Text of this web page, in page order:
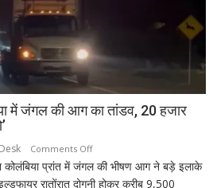
में जंगल की आग का तांडव, 20 हजार
Comments Offon
कनाडा
के
कोलंबिया प्रांत में जंगल की भीषण आग ने बड़े इलाके
रातोंरात दोगुनी होकर करीब 9,500